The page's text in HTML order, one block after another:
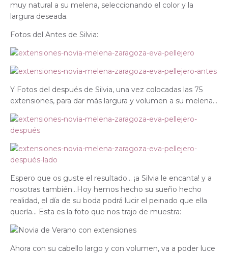
muy natural a su melena, seleccionando el color y la
largura deseada.
Fotos del Antes de Silvia:
Y Fotos del después de Silvia, una vez colocadas las 75
extensiones, para dar más largura y volumen a su melena…
Espero que os guste el resultado… ¡a Silvia le encanta! y a
nosotras también…Hoy hemos hecho su sueño hecho
realidad, el día de su boda podrá lucir el peinado que ella
quería… Esta es la foto que nos trajo de muestra:
Ahora con su cabello largo y con volumen, va a poder luce